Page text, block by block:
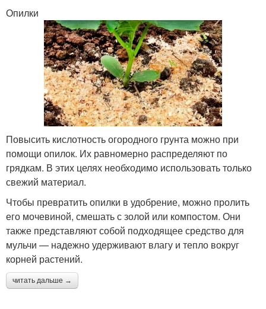
Опилки
Повысить кислотность огородного грунта можно при
помощи опилок. Их равномерно распределяют по
грядкам. В этих целях необходимо использовать только
свежий материал.
Чтобы превратить опилки в удобрение, можно пролить
его мочевиной, смешать с золой или компостом. Они
также представляют собой подходящее средство для
мульчи — надежно удерживают влагу и тепло вокруг
корней растений.
читать дальше →